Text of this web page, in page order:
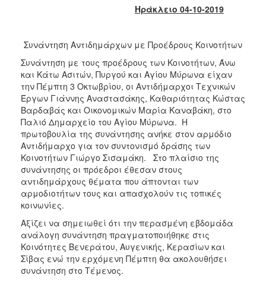
2015
2013
2012
2011
2010
2006
ΤΟΠΟΣ
ΠΟΛΙΤΙΣΜΟΣ
ΑΝΘΕΚΤΙΚΗ
Ηράκλειο 04-10-2019
Συνάντηση Αντιδημάρχων με Προέδρους Κοινοτήτων
Συνάντηση με τους προέδρους των Κοινοτήτων, Άνω
και Κάτω Ασιτών, Πυργού και Αγίου Μύρωνα είχαν
την Πέμπτη 3 Οκτωβρίου, οι Αντιδήμαρχοι Τεχνικών
Έργων Γιάννης Αναστασάκης, Καθαριότητας Κώστας
Βαρδαβάς και Οικονομικών Μαρία Καναβάκη, στο
Παλιό Δημαρχείο του Αγίου Μύρωνα. Η
πρωτοβουλία της συνάντησης ανήκε στον αρμόδιο
Αντιδήμαρχο για τον συντονισμό δράσης των
Κοινοτήτων Γιώργο Σισαμάκη. Στο πλαίσιο της
συνάντησης οι πρόεδροι έθεσαν στους
αντιδημάρχους θέματα που άπτονται των
αρμοδιοτήτων τους και απασχολούν τις τοπικές
κοινωνίες.
Αξίζει να σημειωθεί ότι την περασμένη εβδομάδα
ανάλογη συνάντηση πραγματοποιήθηκε στις
Κοινότητες Βενεράτου, Αυγενικής, Κερασίων και
Σίβας ενώ την ερχόμενη Πέμπτη θα ακολουθήσει
συνάντηση στο Τέμενος.